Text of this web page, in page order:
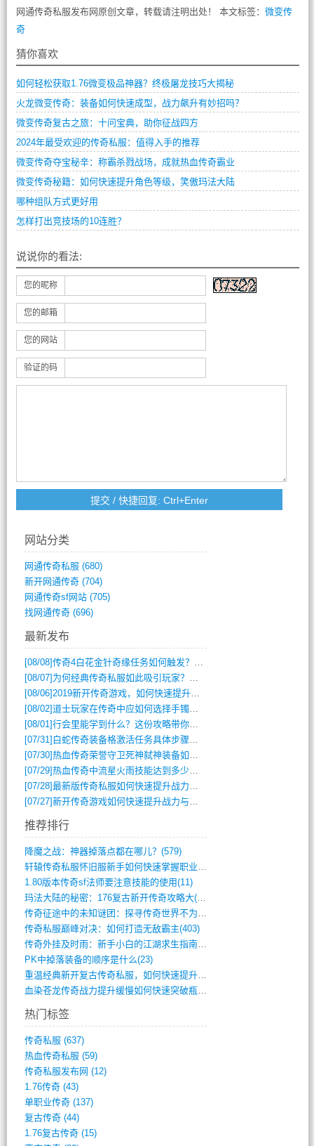
网通传奇私服发布网原创文章，转载请注明出处！ 本文标签： 微变传
奇
猜你喜欢
如何轻松获取1.76微变极品神器？终极屠龙技巧大揭秘
火龙微变传奇：装备如何快速成型，战力飙升有妙招吗？
微变传奇复古之旅：十问宝典，助你征战四方
2024年最受欢迎的传奇私服：值得入手的推荐
微变传奇夺宝秘辛：称霸杀戮战场，成就热血传奇霸业
微变传奇秘籍：如何快速提升角色等级，笑傲玛法大陆
哪种组队方式更好用
怎样打出竞技场的10连胜？
说说你的看法:
您的昵称
您的邮箱
您的网站
验证的码
网站分类
网通传奇私服 (680)
新开网通传奇(704)
网通传奇sf网站(705)
找网通传奇(696)
最新发布
[08/08]传奇4白花金针奇缘任务如何触发？完整攻略解析
[08/07] 为何经典传奇私服如此吸引玩家？深度攻略解析
[08/06]2019新开传奇游戏，如何快速提升角色等级？
[08/02]道士玩家在传奇中应如何选择手镯装备？
[08/01]行会里能学到什么？这份攻略带你全掌握
[07/31] 白蛇传奇装备格激活任务具体步骤是什么？如何完成？
[07/30]热血传奇荣誉守卫死神弑神装备如何获取与佩戴攻略？
[07/29]热血传奇中流星火雨技能达到多少级可以开始练装备？
[07/28]最新版传奇私服如何快速提升战力与获取稀有装备？
[07/27]新开传奇游戏如何快速提升战力与获取稀有装备？
推荐排行
降魔之战：神器掉落点都在哪儿？(579)
轩辕传奇私服怀旧服新手如何快速掌握职业选(993)
1.80版本传奇sf法师要注意技能的使用(11)
玛法大陆的秘密：176复古新开传奇攻略大(486)
传奇征途中的未知谜团：探寻传奇世界不为人(595)
传奇私服巅峰对决：如何打造无敌霸主(403)
传奇外挂及时雨：新手小白的江湖求生指南(802)
PK中掉落装备的顺序是什么(23)
重温经典新开复古传奇私服，如何快速提升等(392)
血染苍龙传奇战力提升缓慢如何快速突破瓶颈(654)
热门标签
传奇私服 (637)
热血传奇私服 (59)
传奇私服发布网 (12)
1.76传奇(43)
单职业传奇(137)
复古传奇(44)
1.76复古传奇(15)